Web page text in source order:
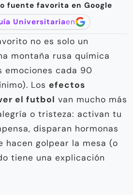
fuente favorita en Google
Universitariaen
no es solo un
montaña rusa química
emociones cada 90
Los efectos
el futbol van mucho más
o tristeza: activan tu
disparan hormonas
hacen golpear la mesa (o
tiene una explicación